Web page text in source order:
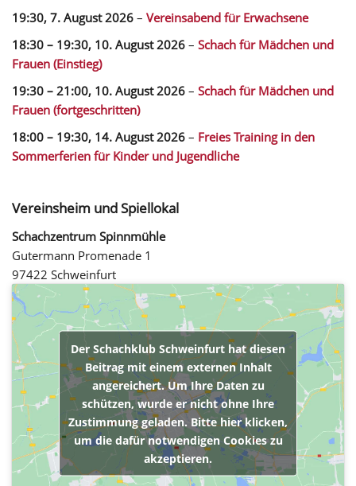
19:30, 7. August 2026 – Vereinsabend für Erwachsene
18:30 – 19:30, 10. August 2026 – Schach für Mädchen und
Frauen (Einstieg)
19:30 – 21:00, 10. August 2026 – Schach für Mädchen und
Frauen (fortgeschritten)
18:00 – 19:30, 14. August 2026 – Freies Training in den
Sommerferien für Kinder und Jugendliche
Vereinsheim und Spiellokal
Schachzentrum Spinnmühle
Gutermann Promenade 1
97422 Schweinfurt
Der Schachklub Schweinfurt hat diesen
Beitrag mit einem externen Inhalt
angereichert. Um Ihre Daten zu
schützen, wurde er nicht ohne Ihre
Zustimmung geladen. Bitte hier klicken,
um die dafür notwendigen Cookies zu
akzeptieren.